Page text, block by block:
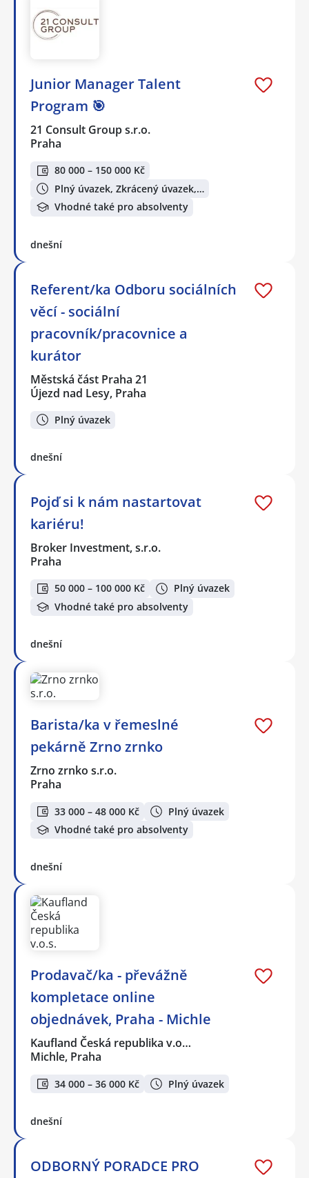
Junior Manager Talent
Program 🎯
21 Consult Group s.r.o.
Praha
80 000 – 150 000 Kč
Plný úvazek, Zkrácený úvazek,…
Vhodné také pro absolventy
dnešní
Referent/ka Odboru sociálních
věcí - sociální
pracovník/pracovnice a
kurátor
Městská část Praha 21
Újezd nad Lesy, Praha
Plný úvazek
dnešní
Pojď si k nám nastartovat
kariéru!
Broker Investment, s.r.o.
Praha
50 000 – 100 000 Kč
Plný úvazek
Vhodné také pro absolventy
dnešní
Barista/ka v řemeslné
pekárně Zrno zrnko
Zrno zrnko s.r.o.
Praha
33 000 – 48 000 Kč
Plný úvazek
Vhodné také pro absolventy
dnešní
Prodavač/ka - převážně
kompletace online
objednávek, Praha - Michle
Kaufland Česká republika v.o…
Michle, Praha
34 000 – 36 000 Kč Plný úvazek
dnešní
ODBORNÝ PORADCE PRO